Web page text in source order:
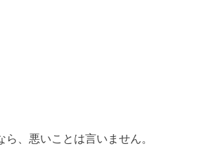
、悪いことは言いません。